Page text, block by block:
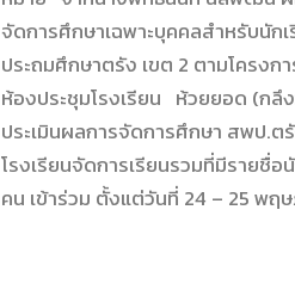
จัดการศึกษาเฉพาะบุคคลสำหรับนัก
ประถมศึกษาตรัง เขต 2 ตามโคร
ห้องประชุมโรงเรียน ห้วยยอด (กลึ
ประเมินผลการจัดการศึกษา สพป.
โรงเรียนจัดการเรียนรวมที่มีรายชื่
คน เข้าร่วม ตั้งแต่วันที่ 24 – 25 พฤ